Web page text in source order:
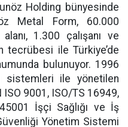
Holding bünyesinde
Metal Form, 60.000
1.300 çalışanı ve
tecrübesi ile Türkiye’de
bulunuyor. 1996
sistemleri ile yönetilen
ISO 9001, ISO/TS 16949,
İşçi Sağlığı ve İş
Yönetim Sistemi